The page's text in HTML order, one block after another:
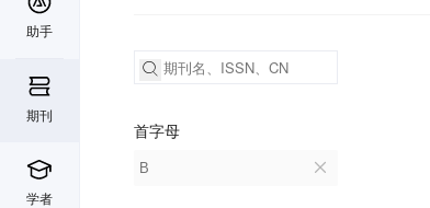
助手
期刊
学者
首字母
B